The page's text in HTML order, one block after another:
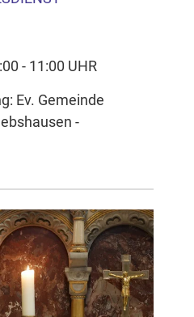
- 11:00 UHR
Ev. Gemeinde
-